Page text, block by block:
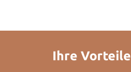
Ihre